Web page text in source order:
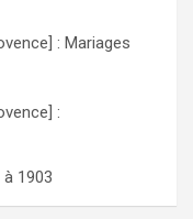
: Mariages
:
1903